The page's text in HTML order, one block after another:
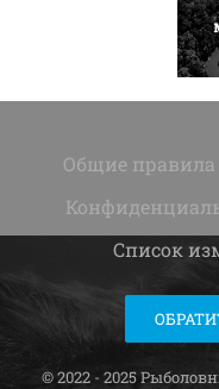
Общие правила
Список
© 2022 - 2025